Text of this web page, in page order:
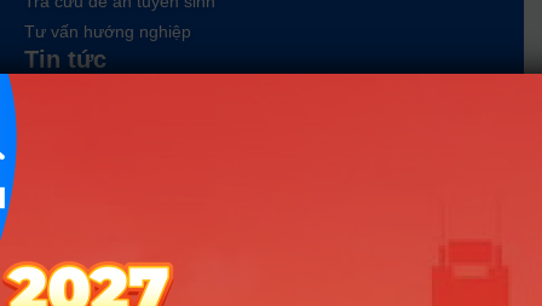
Tư vấn hướng nghiệp
Tin tức
Chính sách bảo mật